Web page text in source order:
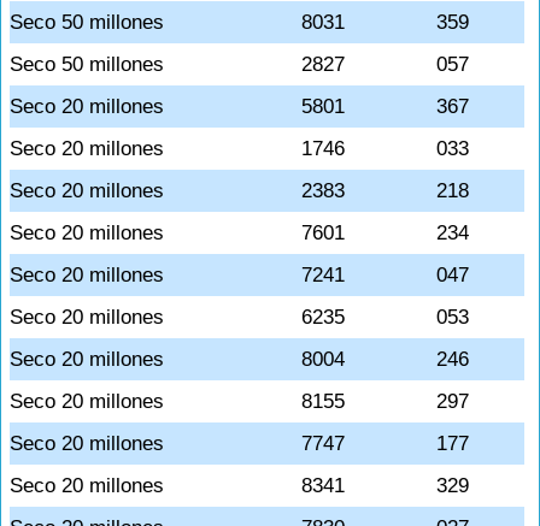
Seco 50 millones
8031
359
Seco 50 millones
2827
057
Seco 20 millones
5801
367
Seco 20 millones
1746
033
Seco 20 millones
2383
218
Seco 20 millones
7601
234
Seco 20 millones
7241
047
Seco 20 millones
6235
053
Seco 20 millones
8004
246
Seco 20 millones
8155
297
Seco 20 millones
7747
177
Seco 20 millones
8341
329